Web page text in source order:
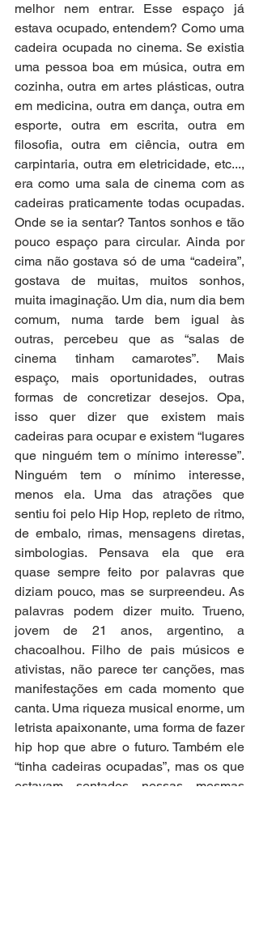
melhor nem entrar. Esse espaço já
estava ocupado, entendem? Como uma
cadeira ocupada no cinema. Se existia
uma pessoa boa em música, outra em
cozinha, outra em artes plásticas, outra
em medicina, outra em dança, outra em
esporte, outra em escrita, outra em
filosofia, outra em ciência, outra em
carpintaria, outra em eletricidade, etc...,
era como uma sala de cinema com as
cadeiras praticamente todas ocupadas.
Onde se ia sentar? Tantos sonhos e tão
pouco espaço para circular. Ainda por
cima não gostava só de uma “cadeira”,
gostava de muitas, muitos sonhos,
muita imaginação. Um dia, num dia bem
comum, numa tarde bem igual às
outras, percebeu que as “salas de
cinema tinham camarotes”. Mais
espaço, mais oportunidades, outras
formas de concretizar desejos. Opa,
isso quer dizer que existem mais
cadeiras para ocupar e existem “lugares
que ninguém tem o mínimo interesse”.
Ninguém tem o mínimo interesse,
menos ela. Uma das atrações que
sentiu foi pelo Hip Hop, repleto de ritmo,
de embalo, rimas, mensagens diretas,
simbologias. Pensava ela que era
quase sempre feito por palavras que
diziam pouco, mas se surpreendeu. As
palavras podem dizer muito. Trueno,
jovem de 21 anos, argentino, a
chacoalhou. Filho de pais músicos e
ativistas, não parece ter canções, mas
manifestações em cada momento que
canta. Uma riqueza musical enorme, um
letrista apaixonante, uma forma de fazer
hip hop que abre o futuro. Também ele
“tinha cadeiras ocupadas”, mas os que
estavam sentados nessas mesmas